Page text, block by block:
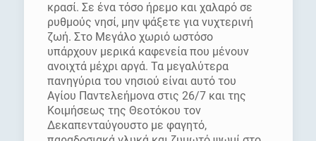
κρασί. Σε ένα τόσο ήρεμο και χαλαρό σε
ρυθμούς νησί, μην ψάξετε για νυχτερινή
ζωή. Στο Μεγάλο χωριό ωστόσο
υπάρχουν μερικά καφενεία που μένουν
ανοιχτά μέχρι αργά. Τα μεγαλύτερα
πανηγύρια του νησιού είναι αυτό του
Αγίου Παντελεήμονα στις 26/7 και της
Κοιμήσεως της Θεοτόκου τον
Δεκαπενταύγουστο με φαγητό,